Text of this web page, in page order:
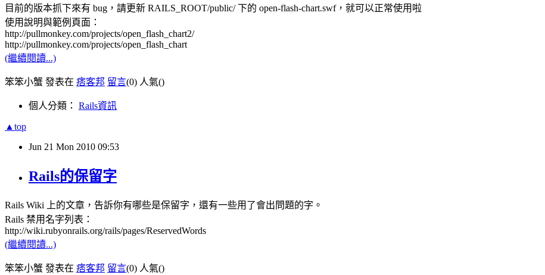
目前的版本抓下來有 bug，請更新 RAILS_ROOT/public/ 下的 open-flash-chart.swf，就可以正常使用啦
使用說明與範例頁面：
http://pullmonkey.com/projects/open_flash_chart2/
http://pullmonkey.com/projects/open_flash_chart
(繼續閱讀...)
笨笨小蟹 發表在 痞客邦 留言(0) 人氣()
個人分類： Rails資訊
▲top
Jun 21 Mon 2010 09:53
Rails的保留字
Rails Wiki 上的文章，告訴你有哪些是保留字，還有一些用了會出問題的字。
Rails 禁用名字列表：
http://wiki.rubyonrails.org/rails/pages/ReservedWords
(繼續閱讀...)
笨笨小蟹 發表在 痞客邦 留言(0) 人氣()